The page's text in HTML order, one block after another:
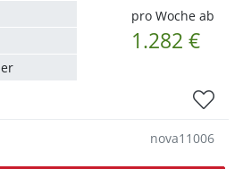
pro Woche ab
1.282 €
nova11006